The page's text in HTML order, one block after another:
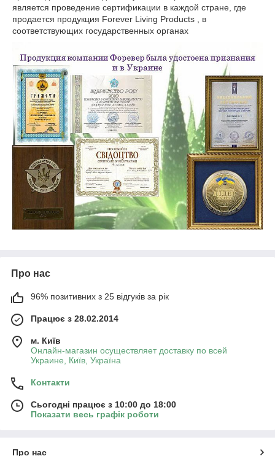
является проведение сертификации в каждой стране, где
продается продукция Forever Living Products , в
соответствующих государственных органах
Про нас
96% позитивних з 25 відгуків за рік
Працює з 28.02.2014
м. Київ
Онлайн-магазин осуществляет доставку по всей
Украине, Київ, Україна
Контакти
Сьогодні працює з 10:00 до 18:00
Показати весь графік роботи
Про нас